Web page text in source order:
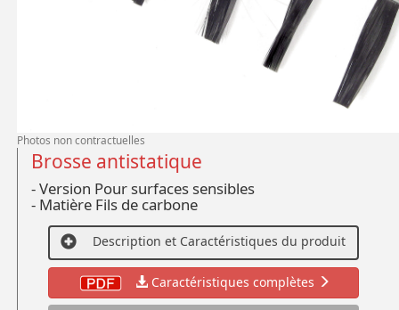
Photos non contractuelles
Brosse antistatique
- Version Pour surfaces sensibles
- Matière Fils de carbone
Description et Caractéristiques du produit
Caractéristiques complètes